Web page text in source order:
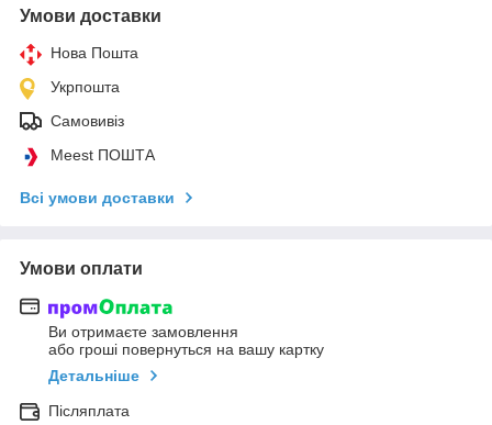
Умови доставки
Нова Пошта
Укрпошта
Самовивіз
Meest ПОШТА
Всі умови доставки
Умови оплати
Ви отримаєте замовлення
або гроші повернуться на вашу картку
Детальніше
Післяплата